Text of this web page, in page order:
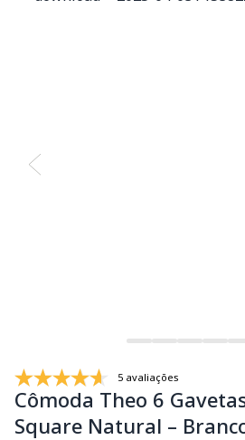
5 avaliações
Cômoda Theo 6
Square Natural –